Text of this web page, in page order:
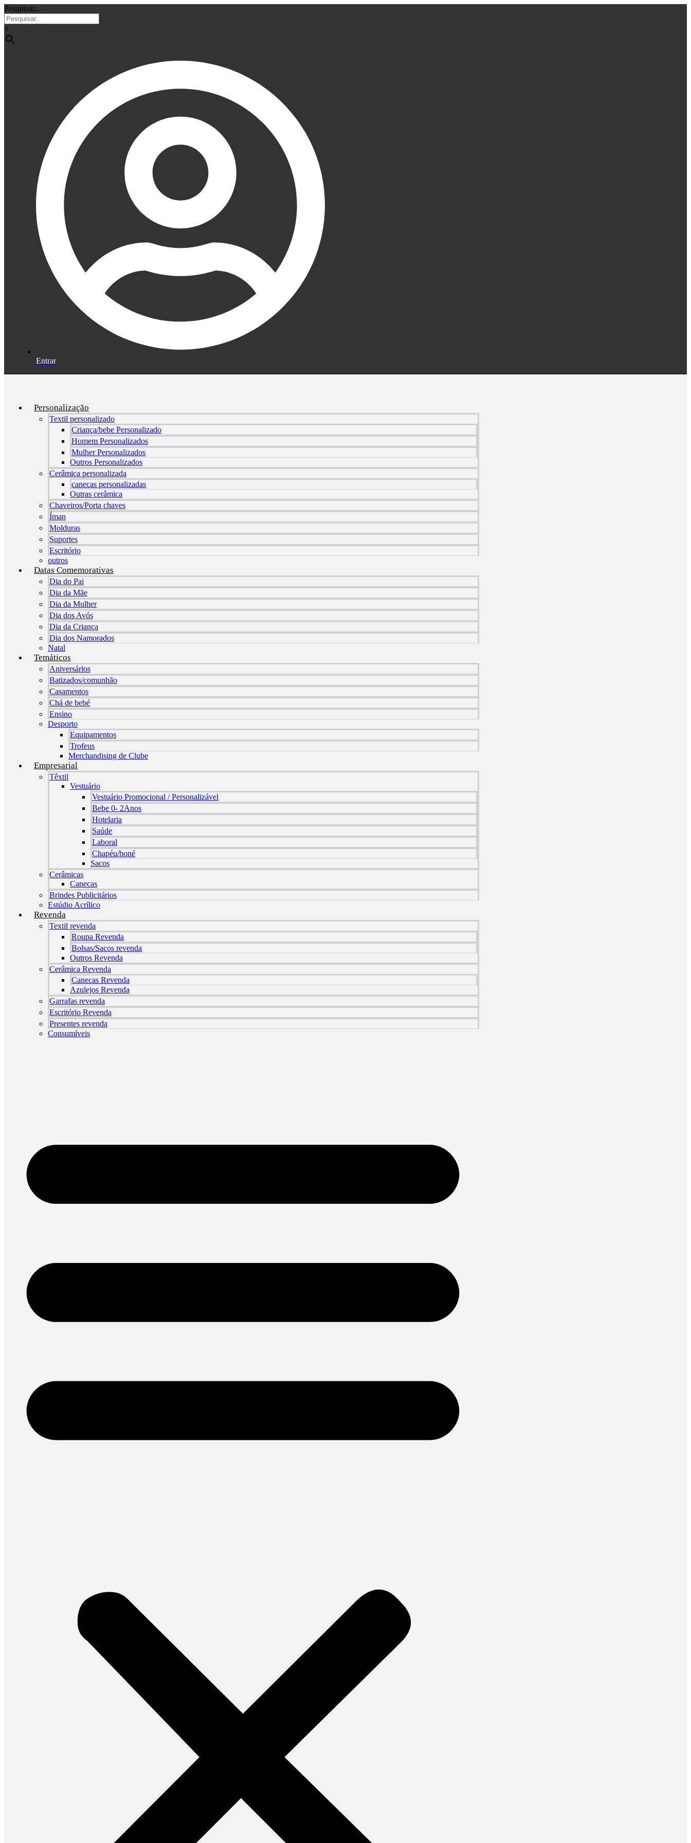
Pesquisar..
×
Entrar
Personalização
Textil personalizado
Criança/bebe Personalizado
Homem Personalizados
Mulher Personalizados
Outros Personalizados
Cerâmica personalizada
canecas personalizadas
Outras cerâmica
Chaveiros/Porta chaves
Íman
Molduras
Suportes
Escritório
outros
Datas Comemorativas
Dia do Pai
Dia da Mãe
Dia da Mulher
Dia dos Avós
Dia da Criança
Dia dos Namorados
Natal
Temáticos
Aniversários
Batizados/comunhão
Casamentos
Chá de bebé
Ensino
Desporto
Equipamentos
Trofeus
Merchandising de Clube
Empresarial
Têxtil
Vestuário
Vestuário Promocional / Personalizável
Bebe 0- 2Anos
Hotelaria
Saúde
Laboral
Chapéu/boné
Sacos
Cerâmicas
Canecas
Brindes Publicitários
Estúdio Acrílico
Revenda
Textil revenda
Roupa Revenda
Bolsas/Sacos revenda
Outros Revenda
Cerâmica Revenda
Canecas Revenda
Azulejos Revenda
Garrafas revenda
Escritório Revenda
Presentes revenda
Consumíveis